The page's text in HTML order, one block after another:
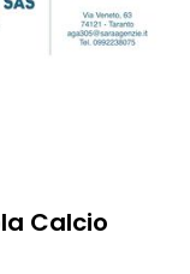
Calcio